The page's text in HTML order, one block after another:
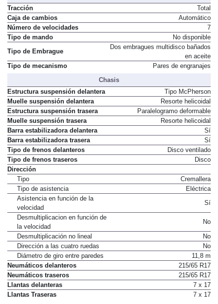
Transmisión
Tracción
Total
Caja de cambios
Automático
Número de velocidades
7
No disponible
Tipo de Embrague
Dos embragues multidisco bañados
en aceite
Chasis
Estructura suspensión delantera
Tipo McPherson
Muelle suspensión delantera
Resorte helicoidal
Estructura suspensión trasera
Paralelogramo deformable
Muelle suspensión trasera
Resorte helicoidal
Barra estabilizadora delantera
Sí
Barra estabilizadora trasera
Sí
Tipo de frenos delanteros
Disco ventilado
Tipo de frenos traseros
Dirección
Tipo
Cremallera
Tipo de asistencia
Asistencia en función de la
velocidad
Desmultiplicacion en función de
la velocidad
Desmultiplicación no lineal
No
Dirección a las cuatro ruedas
No
Diámetro de giro entre paredes
11,8 m
Neumáticos delanteros
215/65 R17
Neumáticos traseros
215/65 R17
Llantas delanteras
7 x 17